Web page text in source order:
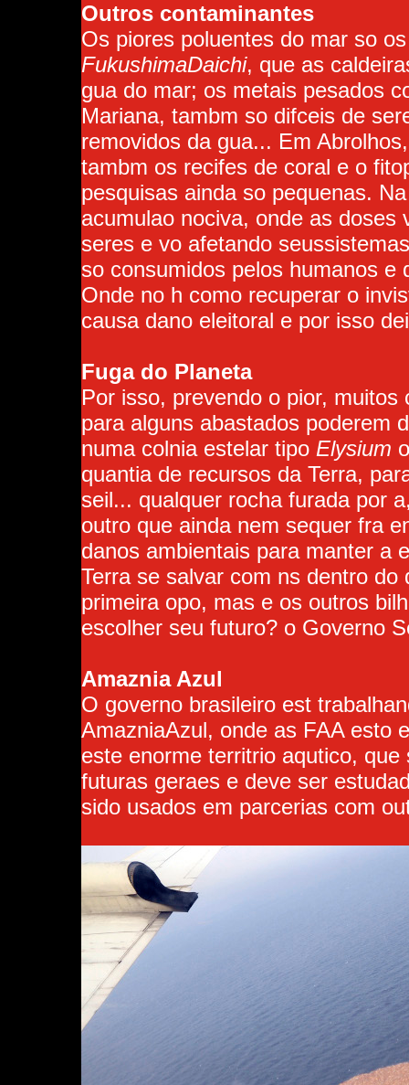
Outros contaminantes
Os piores poluentes do mar so
FukushimaDaichi, que as
gua do mar; os metais pesados
Mariana, tambm so difceis de
removidos da gua... Em
tambm os recifes de coral e o
pesquisas ainda so pequenas.
acumulao nociva, onde as
seres e vo afetando
so consumidos pelos humanos e
Onde no h como recuperar o
causa dano eleitoral e por isso
Fuga do Planeta
Por isso, prevendo o pior,
para alguns abastados poderem
numa colnia estelar tipo Elysium
quantia de recursos da Terra,
seil... qualquer rocha furada por
outro que ainda nem sequer fra
danos ambientais para manter a
Terra se salvar com ns dentro
primeira opo, mas e os outros
escolher seu futuro? o Governo
Amaznia Azul
O governo brasileiro est
AmazniaAzul, onde as FAA esto
este enorme territrio aqutico,
futuras geraes e deve ser
sido usados em parcerias com